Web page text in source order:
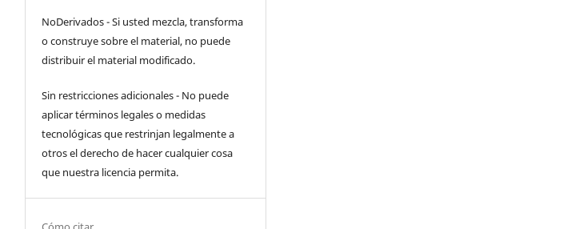
NoDerivados - Si usted mezcla, transforma
o construye sobre el material, no puede
distribuir el material modificado.
Sin restricciones adicionales - No puede
aplicar términos legales o medidas
tecnológicas que restrinjan legalmente a
otros el derecho de hacer cualquier cosa
que nuestra licencia permita.